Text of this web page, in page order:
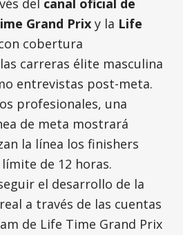
del canal oficial de
Grand Prix y la Life
cobertura
carreras élite masculina
entrevistas post-meta.
profesionales, una
de meta mostrará
la línea los finishers
de 12 horas.
el desarrollo de la
a través de las cuentas
de Life Time Grand Prix